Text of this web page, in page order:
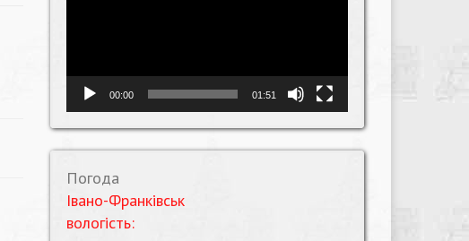
00:00 01:51
Погода
Івано-Франківськ
вологість: